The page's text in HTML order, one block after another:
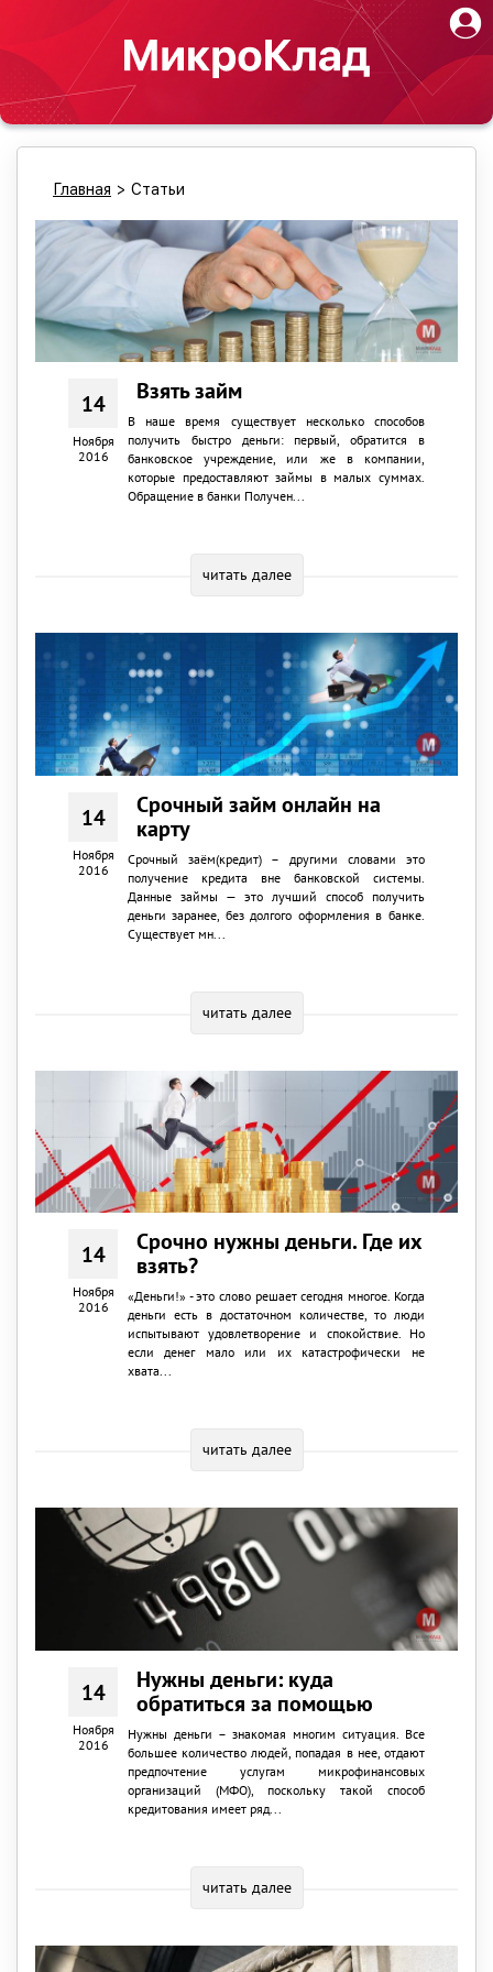
Главная > Статьи
14
Ноября
2016
Взять займ
В наше время существует несколько способов
получить быстро деньги: первый, обратится в
банковское учреждение, или же в компании,
которые предоставляют займы в малых суммах.
Обращение в банки Получен...
читать далее
14
Ноября
2016
Срочный займ онлайн на
карту
Срочный заём(кредит) – другими словами это
получение кредита вне банковской системы.
Данные займы — это лучший способ получить
деньги заранее, без долгого оформления в банке.
Существует мн...
читать далее
14
Ноября
2016
Срочно нужны деньги. Где их
взять?
«Деньги!» - это слово решает сегодня многое. Когда
деньги есть в достаточном количестве, то люди
испытывают удовлетворение и спокойствие. Но
если денег мало или их катастрофически не
хвата...
читать далее
14
Ноября
2016
Нужны деньги: куда
обратиться за помощью
Нужны деньги – знакомая многим ситуация. Все
большее количество людей, попадая в нее, отдают
предпочтение услугам микрофинансовых
организаций (МФО), поскольку такой способ
кредитования имеет ряд...
читать далее